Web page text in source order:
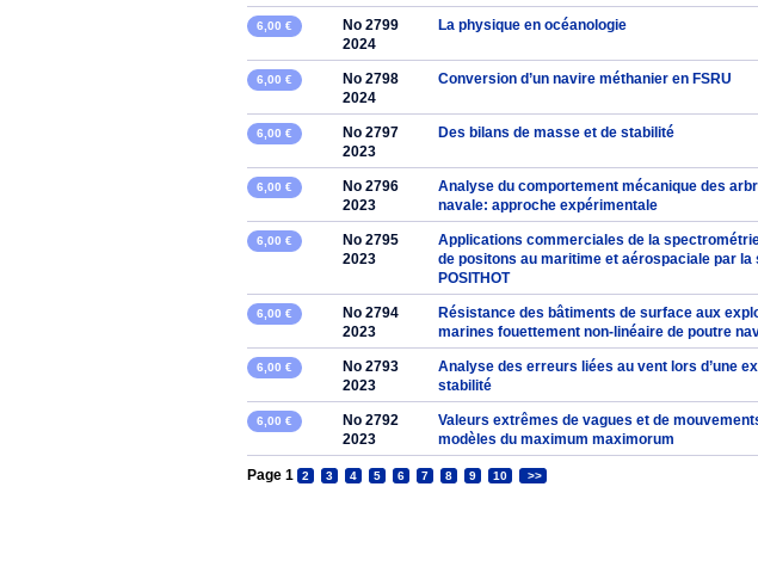
6,00 €
No 2799
2024
La physique en océanologie
6,00 €
No 2798
2024
Conversion d’un navire méthanier en FSRU
6,00 €
No 2797
2023
Des bilans de masse et de stabilité
6,00 €
No 2796
2023
Analyse du comportement mécanique des
navale: approche expérimentale
6,00 €
No 2795
2023
Applications commerciales de la
de positons au maritime et aérospaciale par la
POSITHOT
6,00 €
No 2794
2023
Résistance des bâtiments de surface aux
marines fouettement non-linéaire de poutre
6,00 €
No 2793
2023
Analyse des erreurs liées au vent lors d’une
stabilité
6,00 €
No 2792
2023
Valeurs extrêmes de vagues et de
modèles du maximum maximorum
Page 1 2 3 4 5 6 7 8 9 10 >>